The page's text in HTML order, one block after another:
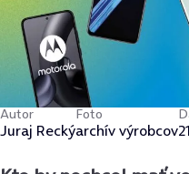
Autor
Juraj Recký
Foto
archív výrobcov